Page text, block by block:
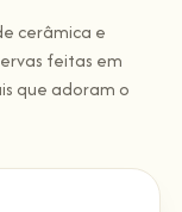
cerâmica e
feitas em
que adoram o